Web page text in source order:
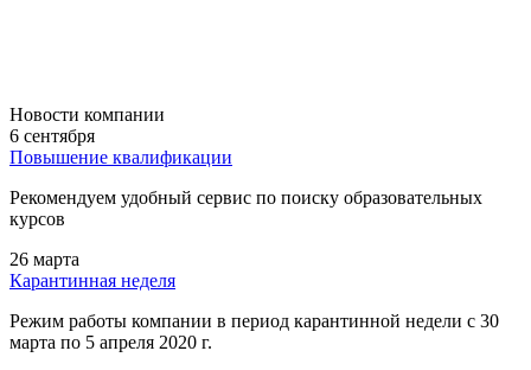
Новости компании
6 сентября
Повышение квалификации
Рекомендуем удобный сервис по поиску образовательных
курсов
26 марта
Карантинная неделя
Режим работы компании в период карантинной недели c 30
марта по 5 апреля 2020 г.